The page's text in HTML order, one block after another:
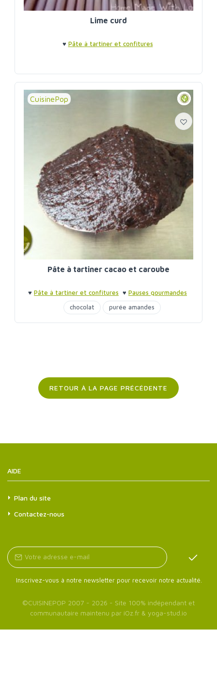
Lime curd
♥ Pâte à tartiner et confitures
CuisinePop
Pâte à tartiner cacao et caroube
♥ Pâte à tartiner et confitures ♥ Pauses gourmandes
chocolat
purée amandes
purée noisettes sirop d'agave
RETOUR À LA PAGE PRÉCÉDENTE
AIDE
Plan du site
Contactez-nous
Inscrivez-vous à notre newsletter pour recevoir notre actualité.
©CUISINEPOP 2007 - 2026 - Site 100% indépendant et
communautaire maintenu par iOz.fr & yoga-stud.io